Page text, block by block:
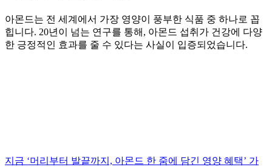
아몬드는 전 세계에서 가장 영양이 풍부한 식품 중 하나로 꼽
힙니다. 20년이 넘는 연구를 통해 , 아몬드 섭취가 건강에 다양
한 긍정적인 효과를 줄 수 있다는 사실이 입증되었습니다.
지금 ‘머리부터 발끝까지, 아몬드 한 줌에 담긴 영양 혜택’ 가